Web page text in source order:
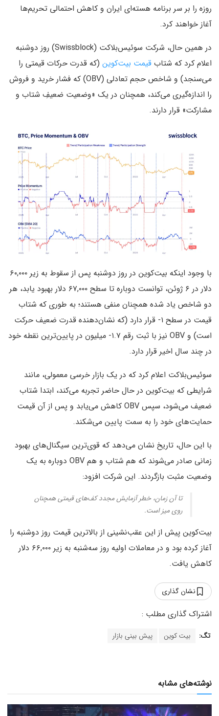
روزه را بر سر برنامه هسته‌ای ایران و کاهش احتمالی تحریم‌ها
آغاز خواهند کرد.
در همین حال، شرکت سوئیس‌بلاکت (Swissblock) روز دوشنبه
اعلام کرد که شتاب قیمت بیت‌کوین (که قدرت حرکات قیمتی را
می‌سنجد) و شاخص حجم تعادلی (OBV) که فشار خرید و فروش
را اندازه‌گیری می‌کند، همچنان در یک «وضعیت ضعیفِ شتاب و
مشارکت» قرار دارند.
با وجود اینکه بیت‌کوین در روز دوشنبه پس از سقوط به زیر ۶۰,۰۰۰
دلار در ۶ ژوئن، توانست دوباره تا سطح ۶۷,۰۰۰ دلار بهبود یابد، هر
دو شاخص یاد شده همچنان منفی هستند؛ به طوری که شتاب
قیمت در سطح ۱- قرار دارد (که نشان‌دهنده قدرت ضعیف حرکت
است) و OBV نیز با ثبت رقم ۱.۷- میلیون در پایین‌ترین نقطه خود
در چند سال اخیر قرار دارد.
سوئیس‌بلاکت اعلام کرد که در یک بازار خرسی معمولی، مانند
شرایطی که بیت‌کوین در حال حاضر تجربه می‌کند، ابتدا شتاب
ضعیف می‌شود، سپس OBV کاهش می‌یابد و پس از آن قیمت
حمایت‌های خود را به سمت پایین می‌شکند.
با این حال، تاریخ نشان می‌دهد که قوی‌ترین سیگنال‌های بهبود
زمانی صادر می‌شوند که هم شتاب و هم OBV دوباره به یک
وضعیت مثبت بازگردند. این شرکت افزود:
تا آن زمان، خطر آزمایش مجدد کف‌های قیمتی همچنان
روی میز است.
بیت‌کوین پیش از این عقب‌نشینی از بالاترین قیمت روز دوشنبه را
آغاز کرده بود و در معاملات اولیه روز سه‌شنبه به زیر ۶۶,۰۰۰ دلار
کاهش یافت.
نشان گذاری
تگ: بیت کوین پیش بینی بازار
نوشته‌های مشابه